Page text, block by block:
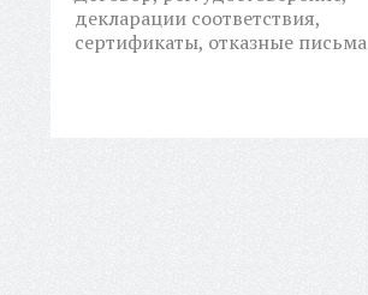
декларации соответствия,
сертификаты, отказные письма